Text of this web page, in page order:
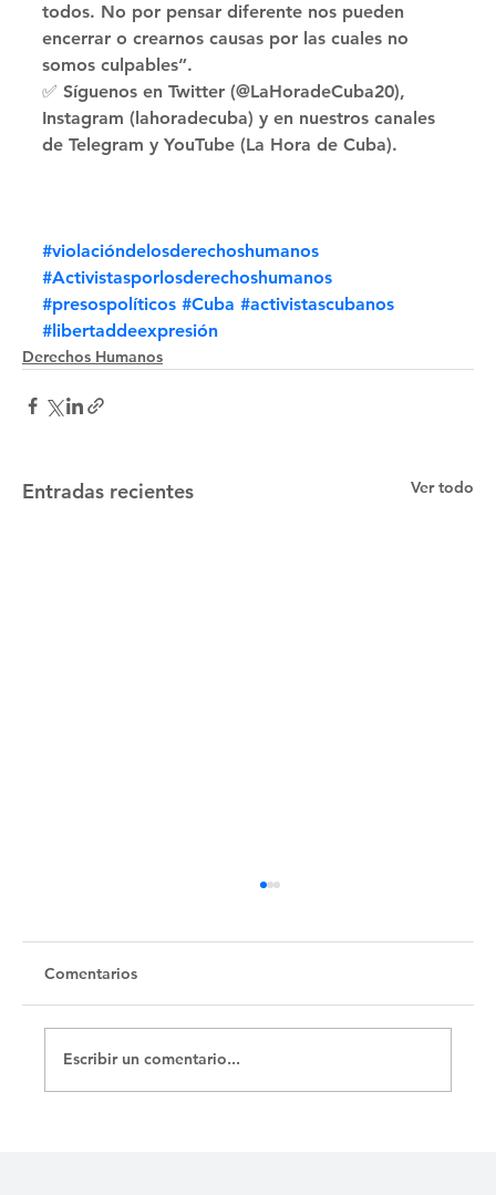
todos. No por pensar diferente nos pueden
encerrar o crearnos causas por las cuales no
somos culpables”.
✅ Síguenos en Twitter (@LaHoradeCuba20),
Instagram (lahoradecuba) y en nuestros canales
de Telegram y YouTube (La Hora de Cuba).
#violacióndelosderechoshumanos
#Activistasporlosderechoshumanos
#presospolíticos #Cuba #activistascubanos
#libertaddeexpresión
Derechos Humanos
Entradas recientes Ver todo
Untitled
Comentarios
Escribir un comentario...